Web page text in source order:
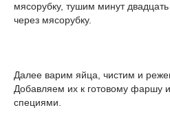
мясорубку, тушим минут
через мясорубку.
Далее варим яйца, чистим и
Добавляем их к готовому фаршу
специями.